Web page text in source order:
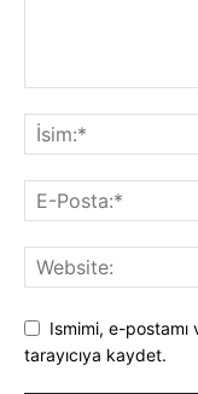
Ismimi, e-
tarayıcıya kaydet.